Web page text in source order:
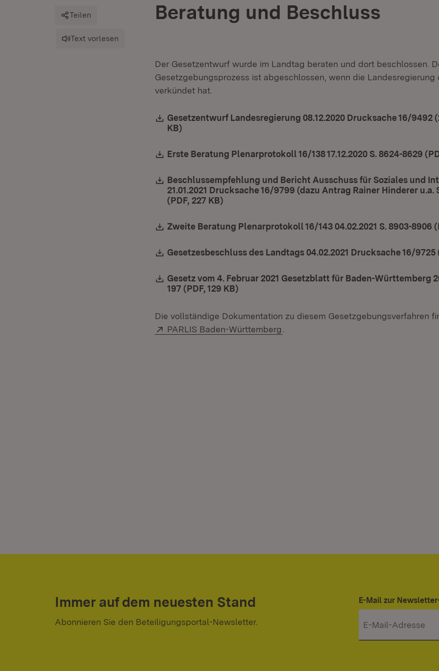
Beratung und Beschluss
Teilen
Text vorlesen
Der Gesetzentwurf wurde im Landtag beraten und dort beschlossen.
Gesetzgebungsprozess ist abgeschlossen, wenn die Landesregierung
verkündet hat.
Download:
Gesetzentwurf Landesregierung 08.12.2020 Drucksache 16/9492
KB)
Download:
Erste Beratung Plenarprotokoll 16/138 17.12.2020 S. 8624-8629
Download:
Beschlussempfehlung und Bericht Ausschuss für Soziales und
21.01.2021 Drucksache 16/9799 (dazu Antrag Rainer Hinderer u.a.
(PDF, 227 KB)
Download:
Zweite Beratung Plenarprotokoll 16/143 04.02.2021 S. 8903-8906
Download:
Gesetzesbeschluss des Landtags 04.02.2021 Drucksache 16/9725
Download:
Gesetz vom 4. Februar 2021 Gesetzblatt für Baden-Württemberg
197 (PDF, 129 KB)
Die vollständige Dokumentation zu diesem Gesetzgebungsverfahren
Extern:
PARLIS Baden-Württemberg
Immer auf dem neuesten Stand
Abonnieren Sie den Beteiligungsportal-Newsletter.
E-Mail zur